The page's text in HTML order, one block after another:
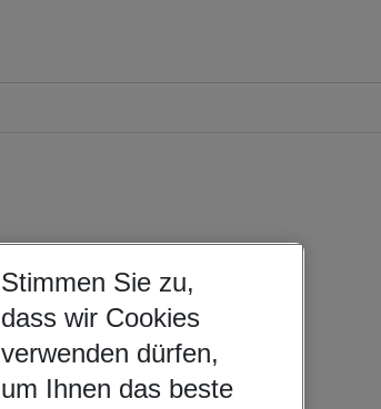
Stimmen Sie zu,
dass wir Cookies
verwenden dürfen,
um Ihnen das beste